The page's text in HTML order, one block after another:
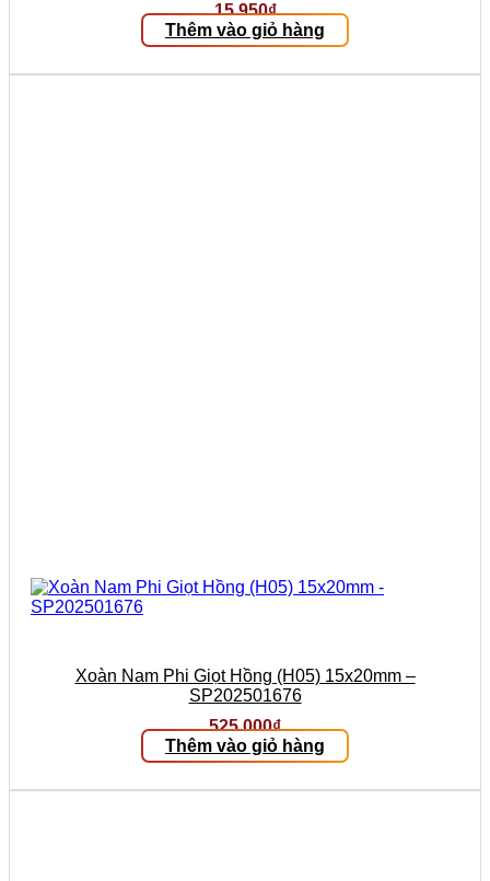
15.950₫
Thêm vào giỏ hàng
Xoàn Nam Phi Giọt Hồng (H05) 15x20mm –
SP202501676
525.000₫
Thêm vào giỏ hàng